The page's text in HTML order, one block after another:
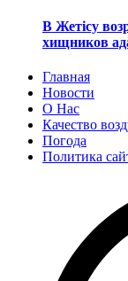
В Жетісу
хищников
Главная
Новости
О Нас
Качество
Погода
Политика